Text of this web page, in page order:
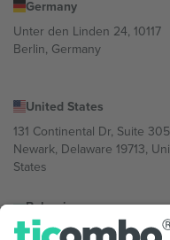
Germany
Unter den Linden 24, 10117
Berlin, Germany
United States
131 Continental Dr, Suite
Newark, Delaware 19713,
States
Bulgaria
Regus Sofia City West, bul